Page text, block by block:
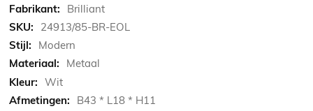
Meer
informatie
Brilliant
24913/85-BR-EOL
Modern
Metaal
Wit
B43 * L18 * H11